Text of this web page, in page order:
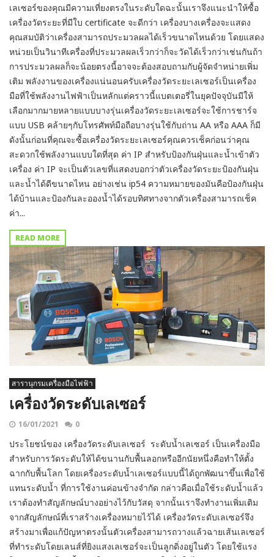
เลเซอร์ของคุณมีความเที่ยงตรงในระดับใดฉะนั้นเราจึงแนะนำให้ซื้อ
เครื่องวัดระยะที่มีใบ certificate จะดีกว่า เครื่องบางเครื่องจะแสดง
คุณสมบัติว่าเครื่องสามารถประมวลผลได้เร็วขนาดไหนด้วย โดยแสดง
หน่วยเป็นวินาทีเครื่องที่ประมวลผลเร็วกว่าก็จะวัดได้เร็วกว่าเช่นกันถ้า
การประมวลผลก็จะน้อยตรงนี้อาจจะต้องสอบถามกับผู้จัดจำหน่ายเพิ่ม
เติม พลังงานของเครื่องแน่นอนครับเครื่องวัดระยะเลเซอร์เป็นเครื่อง
มือที่ใช้พลังงานไฟฟ้าเป็นหลักแต่คราวนี้แบตเตอรี่ในยุคปัจจุบันมีให้
เลือกมากมายหลายแบบบางรุ่นเครื่องวัดระยะเลเซอร์จะใช้การชาร์จ
แบบ USB คล้ายๆกับโทรศัพท์มือถือบางรุ่นใช้กับถ่าน AA หรือ AAA ก็มี
ดังนั้นก่อนที่คุณจะซื้อเครื่องวัดระยะเลเซอร์คุณควรเช็คก่อนว่าคุณ
สะดวกใช้พลังงานแบบใดที่สุด ค่า IP สำหรับป้องกันฝุ่นและน้ำเข้าตัว
เครื่อง ค่า IP จะเป็นตัวเลขที่แสดงบอกว่าตัวเครื่องวัดระยะป้องกันฝุ่น
และน้ำได้ดีขนาดไหน อย่างเช่น ip54 ความหมายของมันคือป้องกันฝุ่น
ได้บ้านและป้องกันละอองน้ำได้รอบทิศทางจากตัวเครื่องสามารถเช็ค
ค่า...
READ MORE
สารานุกรมเครื่องมือไฟฟ้า
เครื่องวัดระดับเลเซอร์
16/01/2021 0
ประโยชน์ของ เครื่องวัดระดับเลเซอร์ ระดับน้ำเลเซอร์ เป็นเครื่องมือ
สำหรับการวัดระดับให้ได้ขนานกับพื้นลอกหรืออีกนัยหนึ่งคือทำให้ตั้ง
ฉากกับพื้นโลก โดยเครื่องระดับน้ำเลเซอร์แบบนี้ได้ถูกพัฒนาขึ้นเพื่อใช้
แทนระดับน้ำ ที่การใช้งานค่อนข้างจำกัด กล่าวคือเมื่อใช้ระดับน้ำแล้ว
เราต้องทำสัญลักษณ์บางอย่างไว้กับวัสดุ จากนั้นเราจึงทำงานเพิ่มเติม
จากสัญลักษณ์ที่เราสร้างเครื่องหมายไว้ได้ เครื่องวัดระดับเลเซอร์จึง
สร้างมาเพื่อแก้ปัญหาตรงนั้นตัวเครื่องสามารถวางแล้วฉายเส้นเลเซอร์
ที่ทำระดับโดยเลนส์ที่ยิงแสงเลเซอร์จะเป็นลูกดิ่งอยู่ในตัว โดยใช้แรง